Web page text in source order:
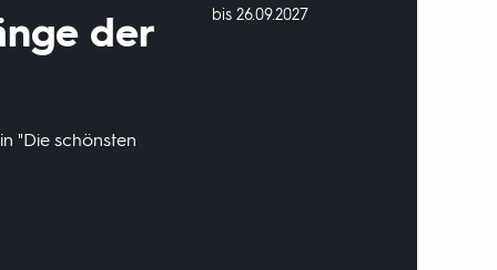
der
"Die schönsten
weltweit
VERFÜGBAR
bis 26.09.2027